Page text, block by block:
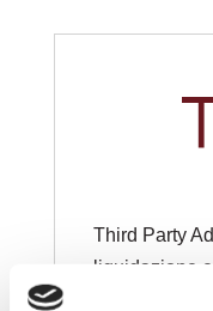
Third Party
liquidazione